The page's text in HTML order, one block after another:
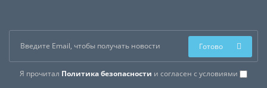
Я прочитал Политика безопасности и согласен с условиями
Готово